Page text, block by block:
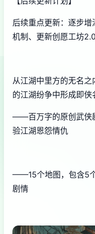
后续重点更新：逐步
机制、更新创愿工坊
从江湖中里方的无名
的江湖纷争中形成即侠
——百万字的原创武侠
验江湖恩怨情仇
——15个地图，包含5
剧情